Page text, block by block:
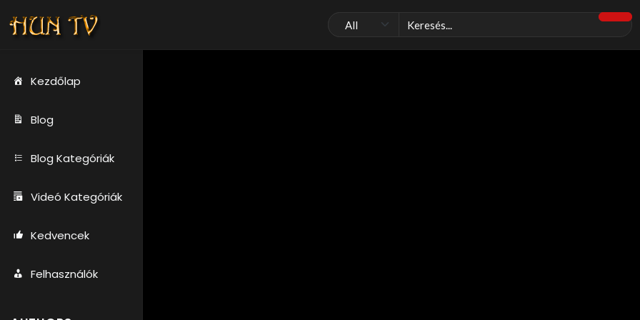
Kezdőlap
Blog
Blog Kategóriák
Videó Kategóriák
Kedvencek
Felhasználók